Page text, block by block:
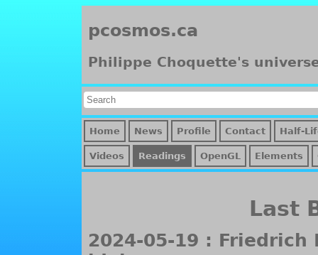
pcosmos.ca
Philippe Choquette's
Home News Profile Contact Half-
Videos Readings OpenGL Elements
Last
2024-05-19 : Friedrich